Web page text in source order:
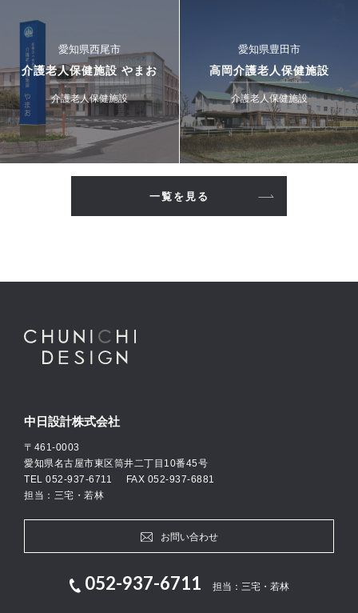
愛知県西尾市
介護老人保健施設 やまお
介護老人保健施設
愛知県豊田市
高岡介護老人保健施設
介護老人保健施設
一覧を見る
中日設計株式会社
〒461-0003
愛知県名古屋市東区筒井二丁目10番45号
TEL 052-937-6711 FAX 052-937-6881
担当：三宅・若林
お問い合わせ
052-937-6711 担当：三宅・若林